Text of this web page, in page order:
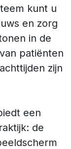
kunt u
en zorg
in de
patiënten
zijn
een
de